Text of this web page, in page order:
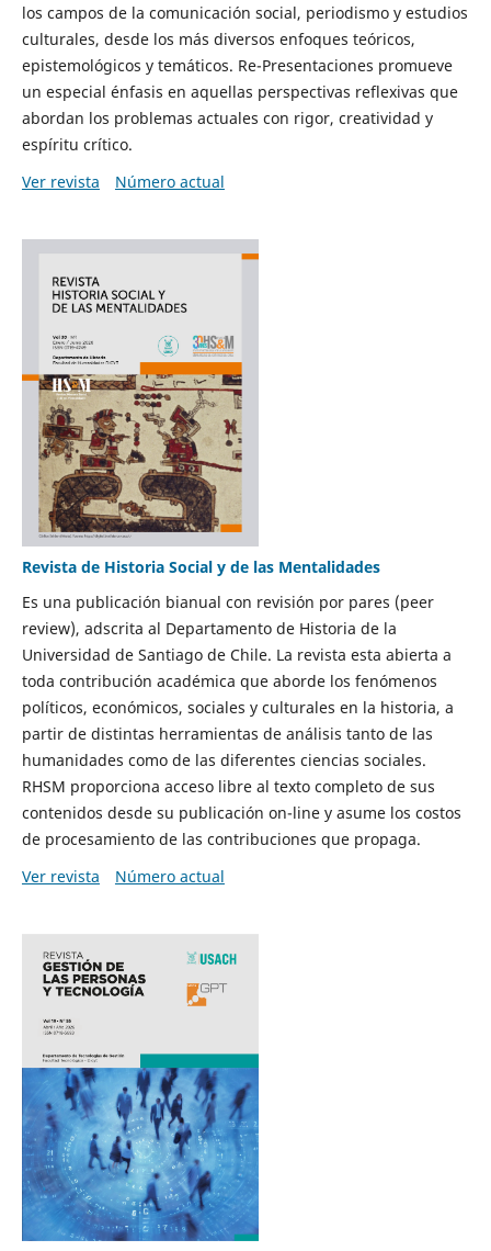
los campos de la comunicación social, periodismo y estudios
culturales, desde los más diversos enfoques teóricos,
epistemológicos y temáticos. Re-Presentaciones promueve
un especial énfasis en aquellas perspectivas reflexivas que
abordan los problemas actuales con rigor, creatividad y
espíritu crítico.
Ver revista
Número actual
Revista de Historia Social y de las Mentalidades
Es una publicación bianual con revisión por pares (peer
review), adscrita al Departamento de Historia de la
Universidad de Santiago de Chile. La revista esta abierta a
toda contribución académica que aborde los fenómenos
políticos, económicos, sociales y culturales en la historia, a
partir de distintas herramientas de análisis tanto de las
humanidades como de las diferentes ciencias sociales.
RHSM proporciona acceso libre al texto completo de sus
contenidos desde su publicación on-line y asume los costos
de procesamiento de las contribuciones que propaga.
Ver revista
Número actual